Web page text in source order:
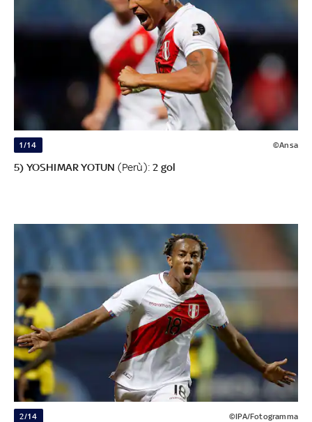
1/14 ©Ansa
5) YOSHIMAR YOTUN (Perù):2 gol
2/14 ©IPA/Fotogramma